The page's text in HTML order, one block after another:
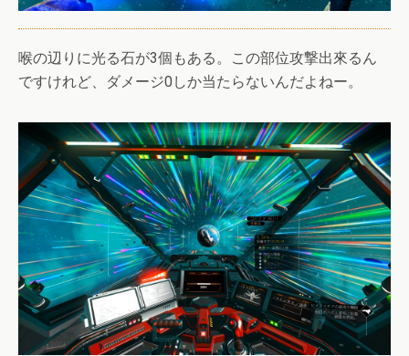
喉の辺りに光る石が3個もある。この部位攻撃出來るん
ですけれど、ダメージ0しか当たらないんだよねー。